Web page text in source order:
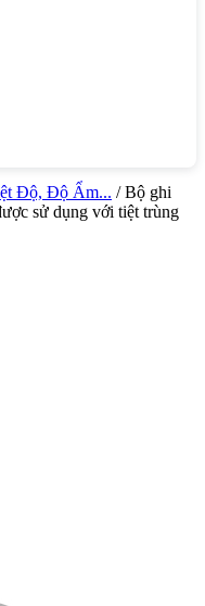
Độ, Độ Ẩm... / Bộ ghi
sử dụng với tiệt trùng